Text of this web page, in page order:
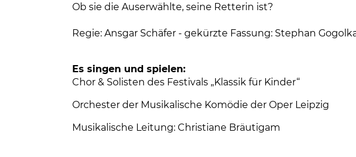
Ob sie die Auserwählte, seine Retterin ist?
Regie: Ansgar Schäfer - gekürzte Fassung: Stephan
Es singen und spielen:
Chor & Solisten des Festivals „Klassik für Kinder“
Orchester der Musikalische Komödie der Oper Leipzig
Musikalische Leitung: Christiane Bräutigam